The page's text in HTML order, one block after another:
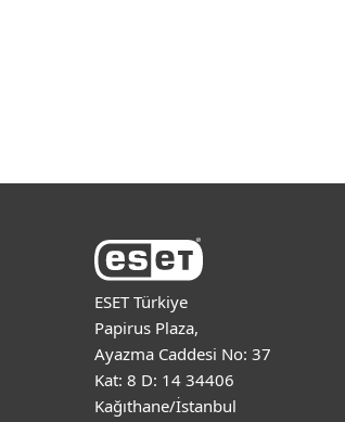
ESET Türkiye
Papirus Plaza,
Ayazma Caddesi No: 37
Kat: 8 D: 14 34406
Kağıthane/İstanbul